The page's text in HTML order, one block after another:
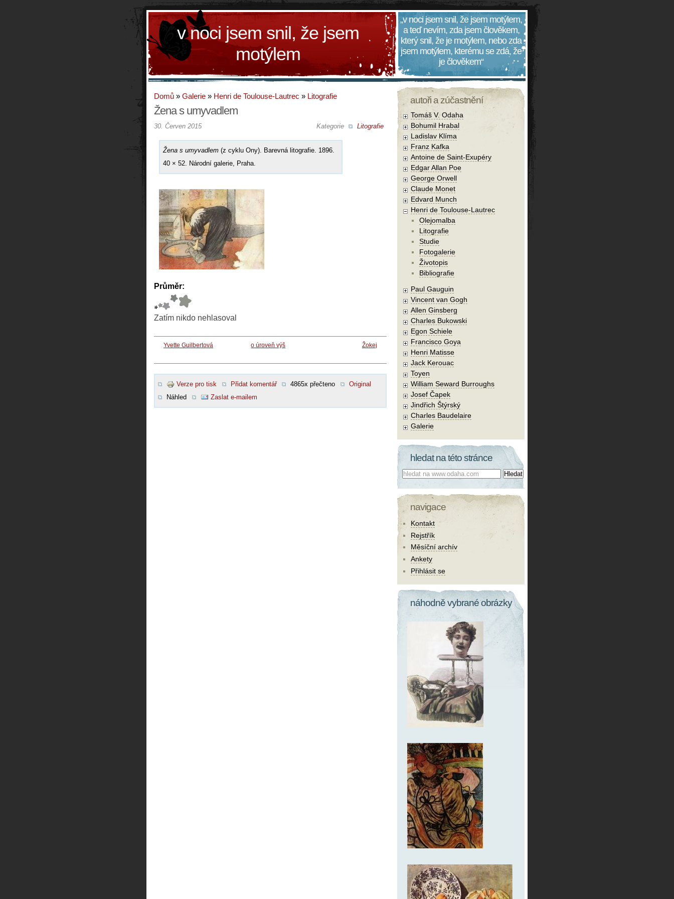
v noci jsem snil, že jsem
motýlem
„v noci jsem snil, že jsem motýlem,
a teď nevím, zda jsem člověkem,
který snil, že je motýlem, nebo zda
jsem motýlem, kterému se zdá, že
je člověkem“
Domů » Galerie » Henri de Toulouse-Lautrec » Litografie
Žena s umyvadlem
Kategorie Litografie
30. Červen 2015
Žena s umyvadlem (z cyklu Ony). Barevná litografie. 1896.
40 × 52. Národní galerie, Praha.
Průměr:
Zatím nikdo nehlasoval
Yvette Guilbertová o úroveň výš Žokej
Verze pro tisk Přidat komentář 4865x přečteno
Original
Náhled
Zaslat e-mailem
autoři a zúčastnění
Tomáš V. Odaha
Bohumil Hrabal
Ladislav Klíma
Franz Kafka
Antoine de Saint-Exupéry
Edgar Allan Poe
George Orwell
Claude Monet
Edvard Munch
Henri de Toulouse-Lautrec
Olejomalba
Litografie
Studie
Fotogalerie
Životopis
Bibliografie
Paul Gauguin
Vincent van Gogh
Allen Ginsberg
Charles Bukowski
Egon Schiele
Francisco Goya
Henri Matisse
Jack Kerouac
Toyen
William Seward Burroughs
Josef Čapek
Jindřich Štýrský
Charles Baudelaire
Galerie
hledat na této stránce
Co hledat:
navigace
Kontakt
Rejstřík
Měsíční archív
Ankety
Přihlásit se
náhodně vybrané obrázky